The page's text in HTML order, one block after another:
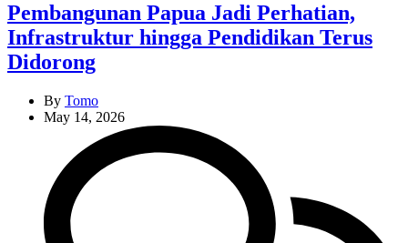
Pembangunan Papua Jadi Perhatian,
Infrastruktur hingga Pendidikan Terus
Didorong
By Tomo
May 14, 2026